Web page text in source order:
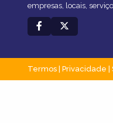
empresas, locais,
Termos Privacidade